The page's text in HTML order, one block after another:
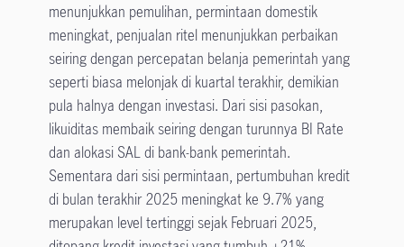
menunjukkan pemulihan, permintaan domestik
meningkat, penjualan ritel menunjukkan perbaikan
seiring dengan percepatan belanja pemerintah yang
seperti biasa melonjak di kuartal terakhir, demikian
pula halnya dengan investasi. Dari sisi pasokan,
likuiditas membaik seiring dengan turunnya BI Rate
dan alokasi SAL di bank-bank pemerintah.
Sementara dari sisi permintaan, pertumbuhan kredit
di bulan terakhir 2025 meningkat ke 9.7% yang
merupakan level tertinggi sejak Februari 2025,